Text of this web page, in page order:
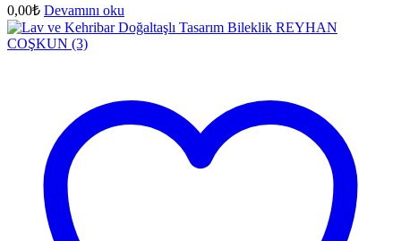
0,00₺ Devamını oku